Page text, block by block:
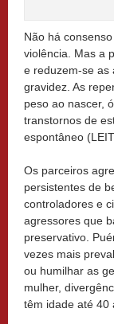
Não há
violência. Mas a
e reduzem-se as
gravidez. As
peso ao nascer,
transtornos de
espontâneo
Os parceiros
persistentes de
controladores e
agressores que
preservativo.
vezes mais
ou humilhar as
mulher,
têm idade até 40